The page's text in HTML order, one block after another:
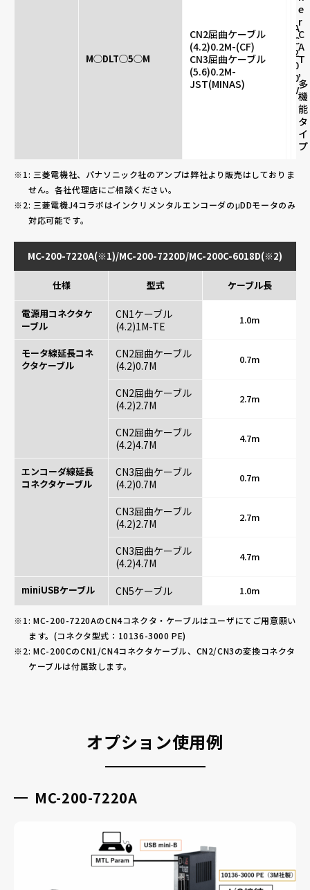
M◯DLT◯5◯M
CN2屈曲ケーブル
(4.2)0.2M-(CF)
CN3屈曲ケーブル
(5.6)0.2M-
JST(MINAS)
A
C
2
0
0
V
e
r
C
A
T
,
多
機
能
タ
イ
プ
: 三菱電機社、パナソニック社のアンプは弊社より販売はしておりま
せん。各社代理店にご相談ください。
: 三菱電機J4コラボはインクリメンタルエンコーダのμDDモータのみ
対応可能です。
MC-200-7220A(※1)/MC-200-7220D/MC-200C-6018D(※2)
仕様 型式 ケーブル長
電源用コネクタケ
ーブル
CN1ケーブル
(4.2)1M-TE
1.0m
モータ線延長コネ
クタケーブル
CN2屈曲ケーブル
(4.2)0.7M
0.7m
CN2屈曲ケーブル
(4.2)2.7M
2.7m
CN2屈曲ケーブル
(4.2)4.7M
4.7m
エンコーダ線延長
コネクタケーブル
CN3屈曲ケーブル
(4.2)0.7M
0.7m
CN3屈曲ケーブル
(4.2)2.7M
2.7m
CN3屈曲ケーブル
(4.2)4.7M
4.7m
miniUSBケーブル CN5ケーブル 1.0m
: MC-200-7220AのCN4コネクタ・ケーブルはユーザにてご用意願い
ます。(コネクタ型式：10136-3000 PE)
: MC-200CのCN1/CN4コネクタケーブル、CN2/CN3の変換コネクタ
ケーブルは付属致します。
オプション使用例
MC-200-7220A